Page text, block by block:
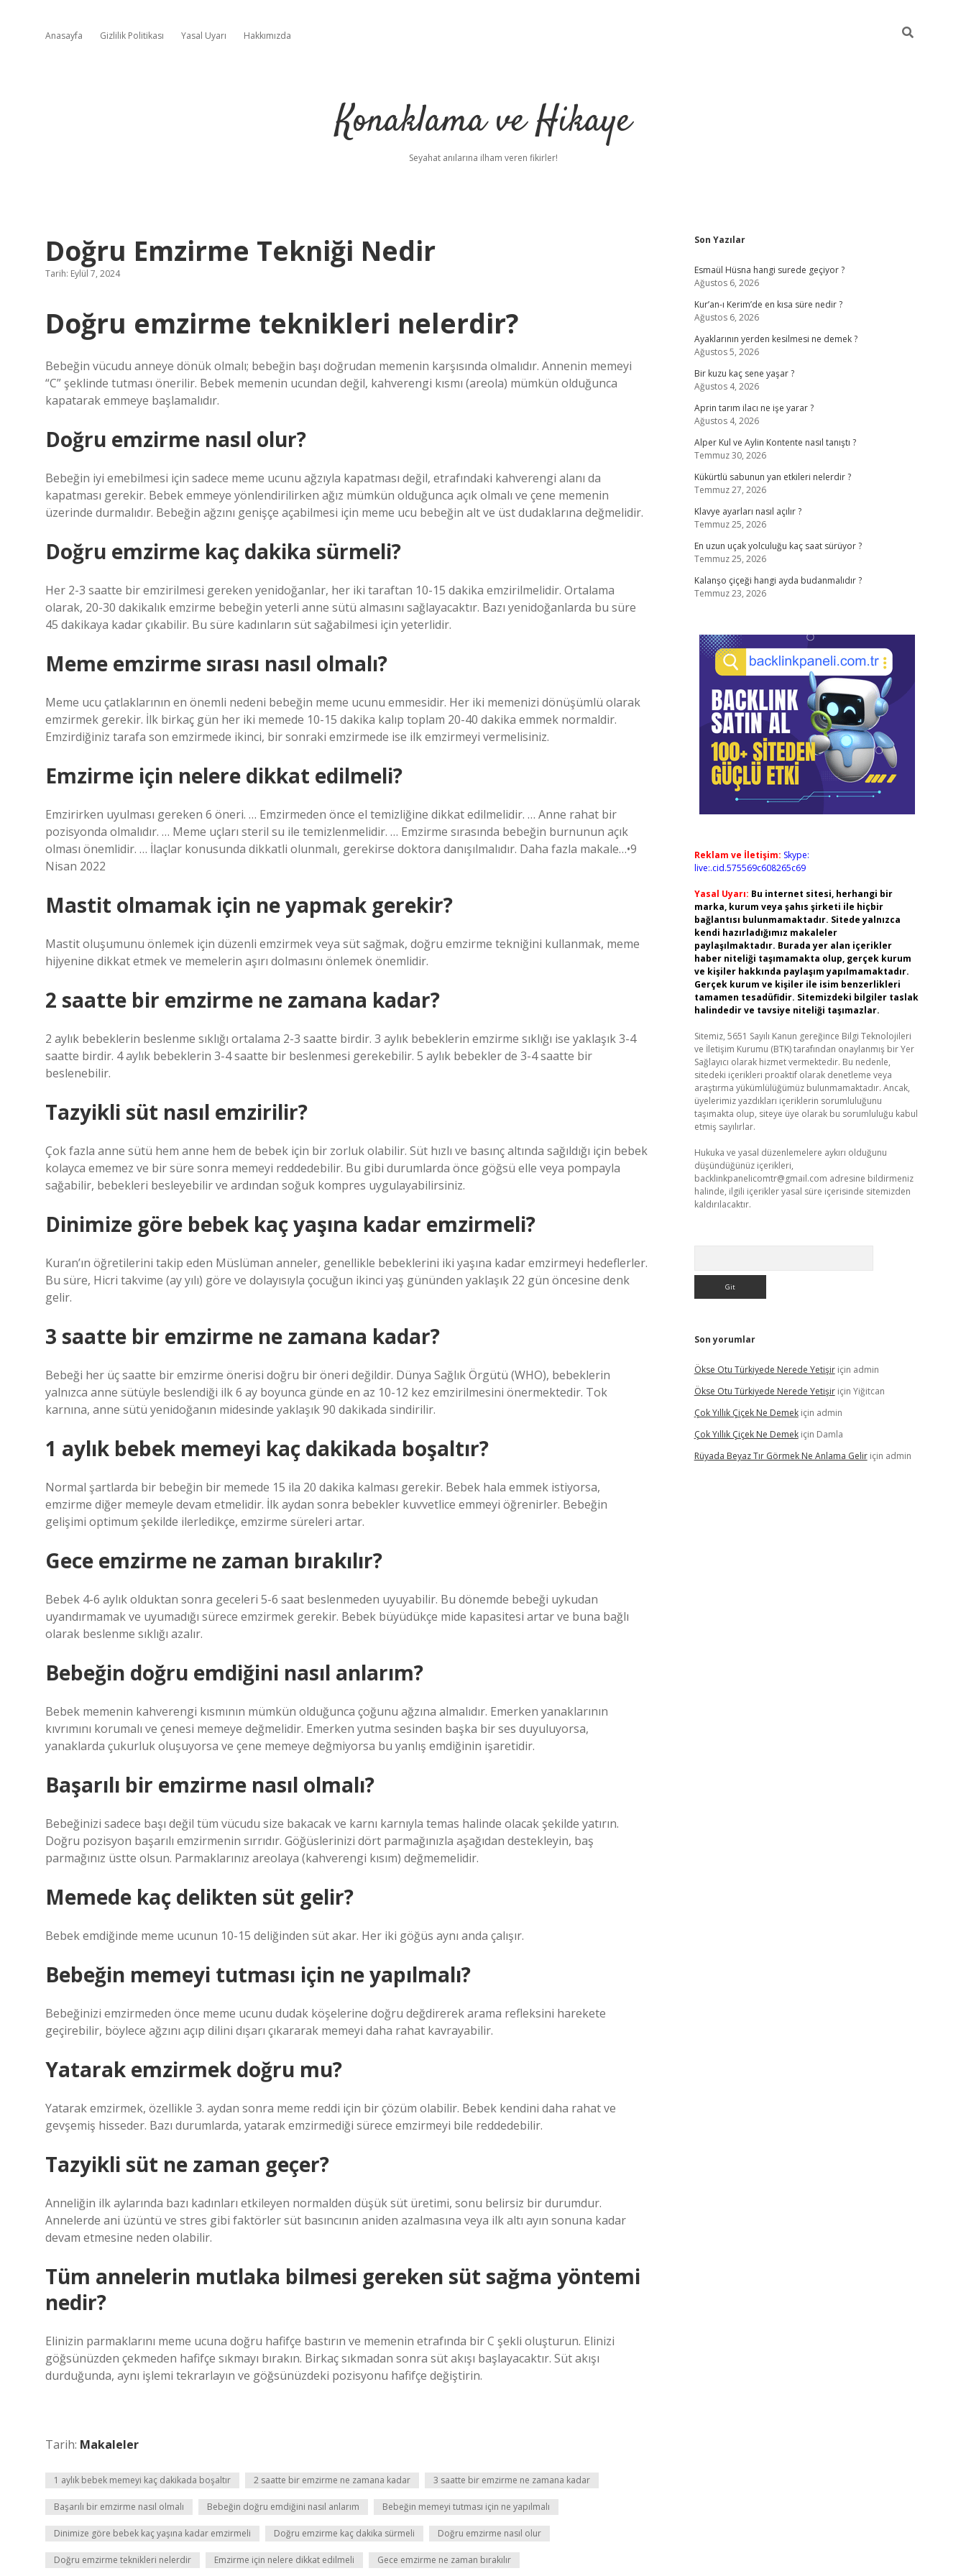
Anasayfa Gizlilik Politikası Yasal Uyarı Hakkımızda
Konaklama ve Hikaye
Seyahat anılarına ilham veren fikirler!
Doğru Emzirme Tekniği Nedir
Tarih: Eylül 7, 2024
Doğru emzirme teknikleri nelerdir?
Bebeğin vücudu anneye dönük olmalı; bebeğin başı doğrudan memenin karşısında olmalıdır. Annenin memeyi
“C” şeklinde tutması önerilir. Bebek memenin ucundan değil, kahverengi kısmı (areola) mümkün olduğunca
kapatarak emmeye başlamalıdır.
Doğru emzirme nasıl olur?
Bebeğin iyi emebilmesi için sadece meme ucunu ağzıyla kapatması değil, etrafındaki kahverengi alanı da
kapatması gerekir. Bebek emmeye yönlendirilirken ağız mümkün olduğunca açık olmalı ve çene memenin
üzerinde durmalıdır. Bebeğin ağzını genişçe açabilmesi için meme ucu bebeğin alt ve üst dudaklarına değmelidir.
Doğru emzirme kaç dakika sürmeli?
Her 2-3 saatte bir emzirilmesi gereken yenidoğanlar, her iki taraftan 10-15 dakika emzirilmelidir. Ortalama
olarak, 20-30 dakikalık emzirme bebeğin yeterli anne sütü almasını sağlayacaktır. Bazı yenidoğanlarda bu süre
45 dakikaya kadar çıkabilir. Bu süre kadınların süt sağabilmesi için yeterlidir.
Meme emzirme sırası nasıl olmalı?
Meme ucu çatlaklarının en önemli nedeni bebeğin meme ucunu emmesidir. Her iki memenizi dönüşümlü olarak
emzirmek gerekir. İlk birkaç gün her iki memede 10-15 dakika kalıp toplam 20-40 dakika emmek normaldir.
Emzirdiğiniz tarafa son emzirmede ikinci, bir sonraki emzirmede ise ilk emzirmeyi vermelisiniz.
Emzirme için nelere dikkat edilmeli?
Emzirirken uyulması gereken 6 öneri. … Emzirmeden önce el temizliğine dikkat edilmelidir. … Anne rahat bir
pozisyonda olmalıdır. … Meme uçları steril su ile temizlenmelidir. … Emzirme sırasında bebeğin burnunun açık
olması önemlidir. … İlaçlar konusunda dikkatli olunmalı, gerekirse doktora danışılmalıdır. Daha fazla makale…•9
Nisan 2022
Mastit olmamak için ne yapmak gerekir?
Mastit oluşumunu önlemek için düzenli emzirmek veya süt sağmak, doğru emzirme tekniğini kullanmak, meme
hijyenine dikkat etmek ve memelerin aşırı dolmasını önlemek önemlidir.
2 saatte bir emzirme ne zamana kadar?
2 aylık bebeklerin beslenme sıklığı ortalama 2-3 saatte birdir. 3 aylık bebeklerin emzirme sıklığı ise yaklaşık 3-4
saatte birdir. 4 aylık bebeklerin 3-4 saatte bir beslenmesi gerekebilir. 5 aylık bebekler de 3-4 saatte bir
beslenebilir.
Tazyikli süt nasıl emzirilir?
Çok fazla anne sütü hem anne hem de bebek için bir zorluk olabilir. Süt hızlı ve basınç altında sağıldığı için bebek
kolayca ememez ve bir süre sonra memeyi reddedebilir. Bu gibi durumlarda önce göğsü elle veya pompayla
sağabilir, bebekleri besleyebilir ve ardından soğuk kompres uygulayabilirsiniz.
Dinimize göre bebek kaç yaşına kadar emzirmeli?
Kuran’ın öğretilerini takip eden Müslüman anneler, genellikle bebeklerini iki yaşına kadar emzirmeyi hedeflerler.
Bu süre, Hicri takvime (ay yılı) göre ve dolayısıyla çocuğun ikinci yaş gününden yaklaşık 22 gün öncesine denk
gelir.
3 saatte bir emzirme ne zamana kadar?
Bebeği her üç saatte bir emzirme önerisi doğru bir öneri değildir. Dünya Sağlık Örgütü (WHO), bebeklerin
yalnızca anne sütüyle beslendiği ilk 6 ay boyunca günde en az 10-12 kez emzirilmesini önermektedir. Tok
karnına, anne sütü yenidoğanın midesinde yaklaşık 90 dakikada sindirilir.
1 aylık bebek memeyi kaç dakikada boşaltır?
Normal şartlarda bir bebeğin bir memede 15 ila 20 dakika kalması gerekir. Bebek hala emmek istiyorsa,
emzirme diğer memeyle devam etmelidir. İlk aydan sonra bebekler kuvvetlice emmeyi öğrenirler. Bebeğin
gelişimi optimum şekilde ilerledikçe, emzirme süreleri artar.
Gece emzirme ne zaman bırakılır?
Bebek 4-6 aylık olduktan sonra geceleri 5-6 saat beslenmeden uyuyabilir. Bu dönemde bebeği uykudan
uyandırmamak ve uyumadığı sürece emzirmek gerekir. Bebek büyüdükçe mide kapasitesi artar ve buna bağlı
olarak beslenme sıklığı azalır.
Bebeğin doğru emdiğini nasıl anlarım?
Bebek memenin kahverengi kısmının mümkün olduğunca çoğunu ağzına almalıdır. Emerken yanaklarının
kıvrımını korumalı ve çenesi memeye değmelidir. Emerken yutma sesinden başka bir ses duyuluyorsa,
yanaklarda çukurluk oluşuyorsa ve çene memeye değmiyorsa bu yanlış emdiğinin işaretidir.
Başarılı bir emzirme nasıl olmalı?
Bebeğinizi sadece başı değil tüm vücudu size bakacak ve karnı karnıyla temas halinde olacak şekilde yatırın.
Doğru pozisyon başarılı emzirmenin sırrıdır. Göğüslerinizi dört parmağınızla aşağıdan destekleyin, baş
parmağınız üstte olsun. Parmaklarınız areolaya (kahverengi kısım) değmemelidir.
Memede kaç delikten süt gelir?
Bebek emdiğinde meme ucunun 10-15 deliğinden süt akar. Her iki göğüs aynı anda çalışır.
Bebeğin memeyi tutması için ne yapılmalı?
Bebeğinizi emzirmeden önce meme ucunu dudak köşelerine doğru değdirerek arama refleksini harekete
geçirebilir, böylece ağzını açıp dilini dışarı çıkararak memeyi daha rahat kavrayabilir.
Yatarak emzirmek doğru mu?
Yatarak emzirmek, özellikle 3. aydan sonra meme reddi için bir çözüm olabilir. Bebek kendini daha rahat ve
gevşemiş hisseder. Bazı durumlarda, yatarak emzirmediği sürece emzirmeyi bile reddedebilir.
Tazyikli süt ne zaman geçer?
Anneliğin ilk aylarında bazı kadınları etkileyen normalden düşük süt üretimi, sonu belirsiz bir durumdur.
Annelerde ani üzüntü ve stres gibi faktörler süt basıncının aniden azalmasına veya ilk altı ayın sonuna kadar
devam etmesine neden olabilir.
Tüm annelerin mutlaka bilmesi gereken süt sağma yöntemi
nedir?
Elinizin parmaklarını meme ucuna doğru hafifçe bastırın ve memenin etrafında bir C şekli oluşturun. Elinizi
göğsünüzden çekmeden hafifçe sıkmayı bırakın. Birkaç sıkmadan sonra süt akışı başlayacaktır. Süt akışı
durduğunda, aynı işlemi tekrarlayın ve göğsünüzdeki pozisyonu hafifçe değiştirin.
Tarih: Makaleler
1 aylık bebek memeyi kaç dakikada boşaltır 2 saatte bir emzirme ne zamana kadar 3 saatte bir emzirme ne zamana kadar
Başarılı bir emzirme nasıl olmalı Bebeğin doğru emdiğini nasıl anlarım Bebeğin memeyi tutması için ne yapılmalı
Dinimize göre bebek kaç yaşına kadar emzirmeli Doğru emzirme kaç dakika sürmeli Doğru emzirme nasıl olur
Doğru emzirme teknikleri nelerdir Emzirme için nelere dikkat edilmeli Gece emzirme ne zaman bırakılır
Sidebar
Son Yazılar
Esmaül Hüsna hangi surede geçiyor ?
Ağustos 6, 2026
Kur’an-ı Kerim’de en kısa süre nedir ?
Ağustos 6, 2026
Ayaklarının yerden kesilmesi ne demek ?
Ağustos 5, 2026
Bir kuzu kaç sene yaşar ?
Ağustos 4, 2026
Aprin tarım ilacı ne işe yarar ?
Ağustos 4, 2026
Alper Kul ve Aylin Kontente nasıl tanıştı ?
Temmuz 30, 2026
Kükürtlü sabunun yan etkileri nelerdir ?
Temmuz 27, 2026
Klavye ayarları nasıl açılır ?
Temmuz 25, 2026
En uzun uçak yolculuğu kaç saat sürüyor ?
Temmuz 25, 2026
Kalanşo çiçeği hangi ayda budanmalıdır ?
Temmuz 23, 2026
Reklam ve İletişim: Skype:
live:.cid.575569c608265c69
Yasal Uyarı: Bu internet sitesi, herhangi bir
marka, kurum veya şahıs şirketi ile hiçbir
bağlantısı bulunmamaktadır. Sitede yalnızca
kendi hazırladığımız makaleler
paylaşılmaktadır. Burada yer alan içerikler
haber niteliği taşımamakta olup, gerçek kurum
ve kişiler hakkında paylaşım yapılmamaktadır.
Gerçek kurum ve kişiler ile isim benzerlikleri
tamamen tesadüfidir. Sitemizdeki bilgiler taslak
halindedir ve tavsiye niteliği taşımazlar.
Sitemiz, 5651 Sayılı Kanun gereğince Bilgi Teknolojileri
ve İletişim Kurumu (BTK) tarafından onaylanmış bir Yer
Sağlayıcı olarak hizmet vermektedir. Bu nedenle,
sitedeki içerikleri proaktif olarak denetleme veya
araştırma yükümlülüğümüz bulunmamaktadır. Ancak,
üyelerimiz yazdıkları içeriklerin sorumluluğunu
taşımakta olup, siteye üye olarak bu sorumluluğu kabul
etmiş sayılırlar.
Hukuka ve yasal düzenlemelere aykırı olduğunu
düşündüğünüz içerikleri,
backlinkpanelicomtr@gmail.com adresine bildirmeniz
halinde, ilgili içerikler yasal süre içerisinde sitemizden
kaldırılacaktır.
Son yorumlar
Ökse Otu Türkiyede Nerede Yetişiriçin admin
Ökse Otu Türkiyede Nerede Yetişiriçin Yiğitcan
Çok Yıllık Çiçek Ne Demekiçin admin
Çok Yıllık Çiçek Ne Demekiçin Damla
Rüyada Beyaz Tır Görmek Ne Anlama Geliriçin admin